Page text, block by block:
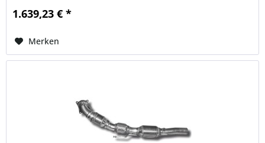
1.639,23 € *
Merken